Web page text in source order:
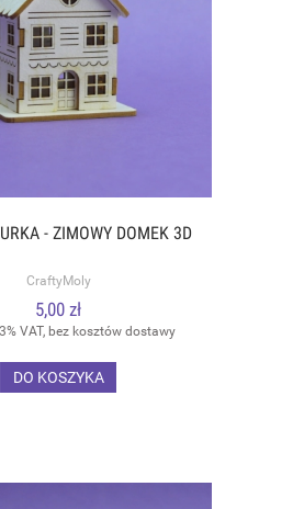
- ZIMOWY DOMEK 3D
CraftyMoly
5,00 zł
VAT, bez kosztów dostawy
DO KOSZYKA